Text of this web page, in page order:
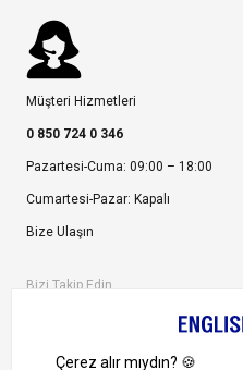
Müşteri Hizmetleri
0 850 724 0 346
Pazartesi-Cuma: 09:00 – 18:00
Cumartesi-Pazar: Kapalı
Bize Ulaşın
Bizi Takip Edin